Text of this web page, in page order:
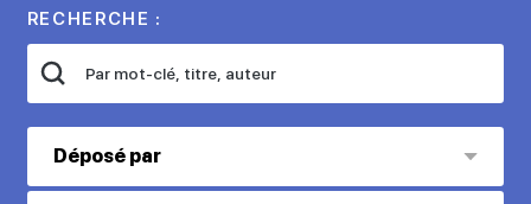
RECHERCHE :
Déposé par